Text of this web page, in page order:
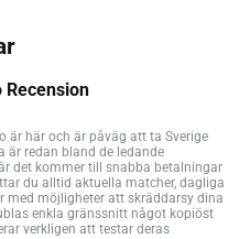
Recension
är här och är påväg att ta Sverige
är redan bland de ledande
det kommer till snabba betalningar
du alltid aktuella matcher, dagliga
med möjligheter att skräddarsy dina
enkla gränssnitt något kopiöst
verkligen att testar deras